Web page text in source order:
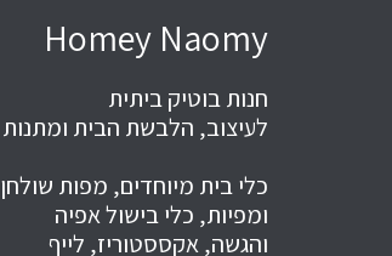
Homey Naomy
חנות בוטיק ביתית
לעיצוב, הלבשת הבית ומתנות
כלי בית מיוחדים, מפות שולחן
ומפיות, כלי בישול אפיה
והגשה, אקססטוריז, לייף